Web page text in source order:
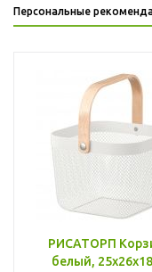
Персональные
РИСАТОРП
белый,